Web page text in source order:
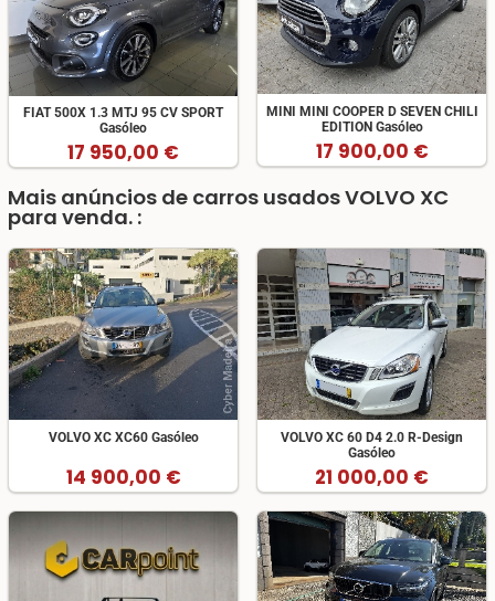
FIAT 500X 1.3 MTJ 95 CV SPORT
Gasóleo
17 950,00 €
MINI MINI COOPER D SEVEN CHILI
EDITION Gasóleo
17 900,00 €
Mais anúncios de carros usados VOLVO XC
para venda. :
VOLVO XC XC60 Gasóleo
14 900,00 €
VOLVO XC 60 D4 2.0 R-Design
Gasóleo
21 000,00 €